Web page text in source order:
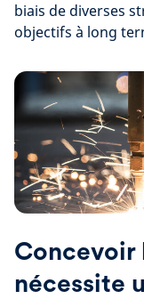
biais de diverses
objectifs à long
Concevoir
nécessite